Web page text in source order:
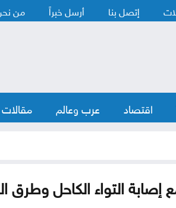
إتصل بنا أرسل خبراً من
اقتصاد عرب وعالم مقالات
إصابة التواء الكاحل وطرق